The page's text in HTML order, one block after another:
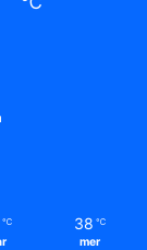
℃ 38 ℃
mer